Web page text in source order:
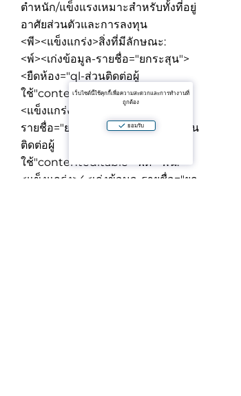
ตำหนัก/แข็งแรงเหมาะสำหรับทั้งที่อยู่
อาศัยส่วนตัวและการลงทุน
<พี><แข็งแกร่ง>สิ่งที่มีลักษณะ:
<พ์><เก่งข้อมูล-รายชื่อ="ยกระสุน">
<ยืดห้อง="ql-ส่วนติดต่อผู้
ใช้"contenteditable="ผิด">พื้นที่:
<แข็งแกร่ง>30.32 เอ็ม 2
รายชื่อ="ยกระสุน"><ยืดห้อง="ql-ส่วน
ติดต่อผู้
ใช้"contenteditable="ผิด">พื้น:
<แข็งแกร่ง>4 <เก่งข้อมูล-รายชื่อ="ยก
เว็บไซต์นี้ใช้คุกกี้เพื่อความสะดวกและการทำงานที่
ถูกต้อง
ยอมรับ